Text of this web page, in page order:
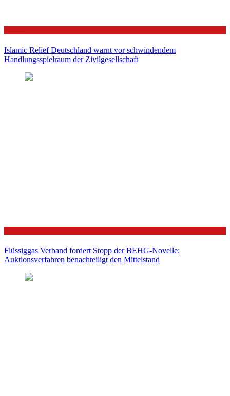
Islamic Relief Deutschland warnt vor schwindendem
Handlungsspielraum der Zivilgesellschaft
Flüssiggas Verband fordert Stopp der BEHG-Novelle:
Auktionsverfahren benachteiligt den Mittelstand